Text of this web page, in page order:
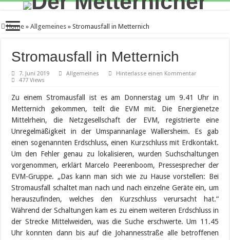
Home » Allgemeines » Stromausfall in Metternich
Stromausfall in Metternich
7. Juni 2019 Allgemeines
Hinterlasse einen Kommentar
477 Views
Zu einem Stromausfall ist es am Donnerstag um 9.41 Uhr in
Metternich gekommen, teilt die EVM mit. Die Energienetze
Mittelrhein, die Netzgesellschaft der EVM, registrierte eine
Unregelmäßigkeit in der Umspannanlage Wallersheim. Es gab
einen sogenannten Erdschluss, einen Kurzschluss mit Erdkontakt.
Um den Fehler genau zu lokalisieren, wurden Suchschaltungen
vorgenommen, erklärt Marcelo Peerenboom, Pressesprecher der
EVM-Gruppe. „Das kann man sich wie zu Hause vorstellen: Bei
Stromausfall schaltet man nach und nach einzelne Geräte ein, um
herauszufinden, welches den Kurzschluss verursacht hat.“
Während der Schaltungen kam es zu einem weiteren Erdschluss in
der Strecke Mittelweiden, was die Suche erschwerte. Um 11.45
Uhr konnten dann bis auf die Johannesstraße alle betroffenen